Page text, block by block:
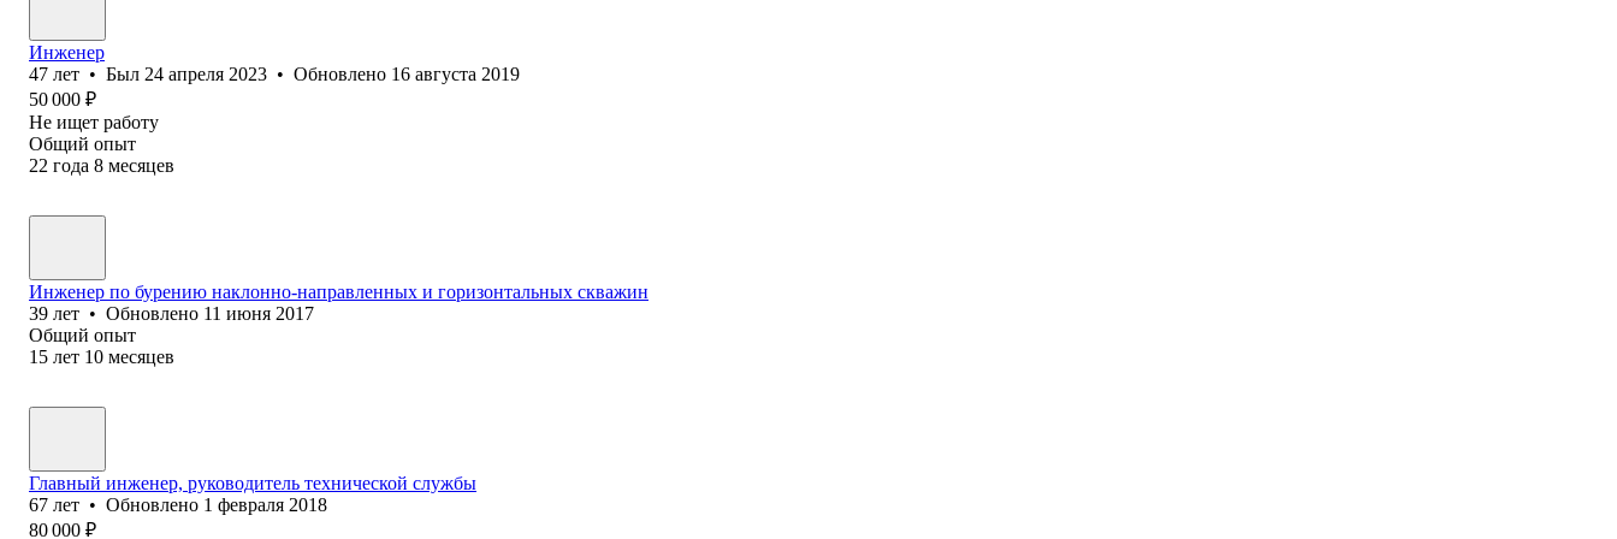
Инженер
47 лет • Был 24 апреля 2023 • Обновлено 16 августа 2019
50 000 ₽
Не ищет работу
Общий опыт
22 года 8 месяцев
Инженер по бурению наклонно-направленных и горизонтальных скважин
39 лет • Обновлено 11 июня 2017
Общий опыт
15 лет 10 месяцев
Главный инженер, руководитель технической службы
67 лет • Обновлено 1 февраля 2018
80 000 ₽